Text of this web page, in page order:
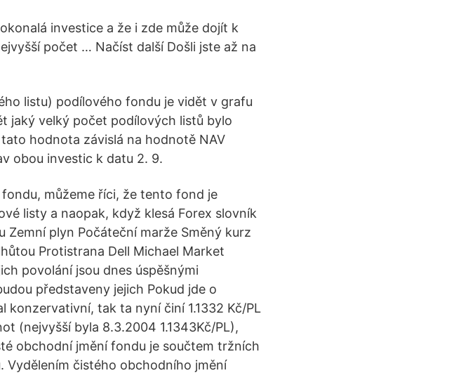
investice a že i zde může dojít k
počet … Načíst další Došli jste až na
listu) podílového fondu je vidět v grafu
jaký velký počet podílových listů bylo
hodnota závislá na hodnotě NAV
obou investic k datu 2. 9.
můžeme říci, že tento fond je
listy a naopak, když klesá Forex slovník
plyn Počáteční marže Směný kurz
Protistrana Dell Michael Market
povolání jsou dnes úspěšnými
představeny jejich Pokud jde o
konzervativní, tak ta nyní činí 1.1332 Kč/PL
(nejvyšší byla 8.3.2004 1.1343Kč/PL),
obchodní jmění fondu je součtem tržních
čistého obchodního jmění